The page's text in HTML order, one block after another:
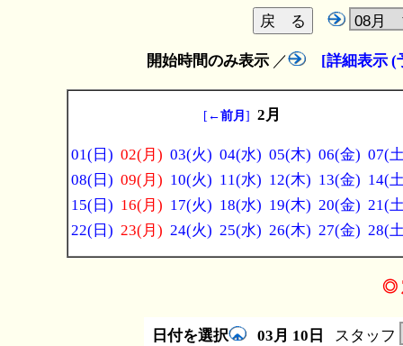
開始時間のみ表示 ／ [詳細表示 (
[ ←前月 ] 2月
01(日) 02(月) 03(火) 04(水) 05(木) 06(金) 07(
08(日) 09(月) 10(火) 11(水) 12(木) 13(金) 14(
15(日) 16(月) 17(火) 18(水) 19(木) 20(金) 21(
22(日) 23(月) 24(火) 25(水) 26(木) 27(金) 28(
◎
日付を選択 03月 10日 スタッフ